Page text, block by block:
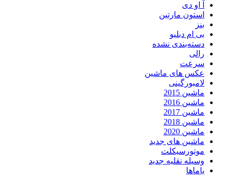
آ او دی
استون مارتین
بنز
بی ام دبلیو
دسته‌بندی نشده
رالی
سرعت
عکس های ماشین
لامبورگینی
ماشین 2015
ماشین 2016
ماشین 2017
ماشین 2018
ماشین 2020
ماشین های جدید
موتورسیکلت
وسیله نقلیه جدید
یاماها